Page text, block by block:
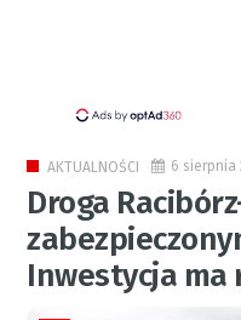
AKTUALNOŚCI 6 sierpnia
Droga
Inwestycja ma